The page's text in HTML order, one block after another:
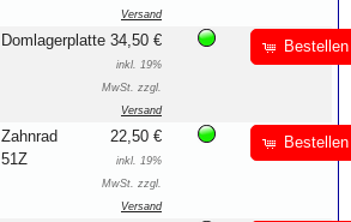
Versand
Domlagerplatte 34,50 €
inkl. 19%
MwSt. zzgl.
Versand
Bestellen
Zahnrad
51Z
22,50 €
inkl. 19%
MwSt. zzgl.
Versand
Bestellen